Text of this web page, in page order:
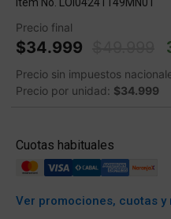
Precio final
$34.999 Price
Precio sin impuestos
Precio por unidad: $34.999
Cuotas habituales
Ver promociones, cuotas y